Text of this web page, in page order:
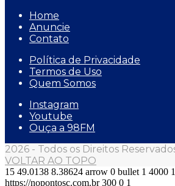
Home
Anuncie
Contato
Política de Privacidade
Termos de Uso
Quem Somos
Instagram
Youtube
Ouça a 98FM
2026 - Todos os Direitos
VOLTAR AO TOPO
15 49.0138 8.38624 arrow 0 bullet 1 4000 1
https://nopontosc.com.br 300 0 1